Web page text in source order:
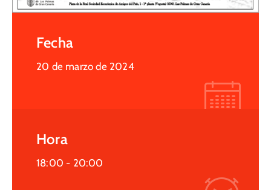
Fecha
20 de marzo de 2024
Hora
18:00 - 20:00